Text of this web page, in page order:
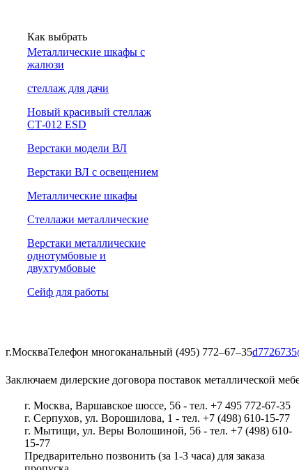
Как выбрать
Металлические шкафы с
жалюзи
cтеллаж для дачи
Новый красивый стеллаж
СТ-012 ESD
Верстаки модели ВЛ
Верстаки ВЛ с освещением
Металлические шкафы
Стеллажи металлические
Верстаки металлические
однотумбовые и
двухтумбовые
Сейф для работы
г.МоскваТелефон многоканальный (495) 772‒67‒35
Заключаем дилерские договора поставок металлической
г. Москва, Варшавское шоссе, 56 - тел. +7 495 772-67-35
г. Серпухов, ул. Ворошилова, 1 - тел. +7 (498) 610-15-77
г. Мытищи, ул. Веры Волошиной, 56 - тел. +7 (498) 610-
15-77
Предварительно позвонить (за 1-3 часа) для заказа